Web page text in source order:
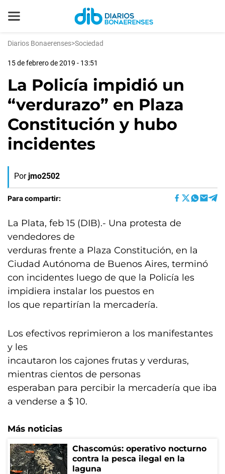
Diarios Bonaerenses>Sociedad
15 de febrero de 2019 - 13:51
La Policía impidió un
“verdurazo” en Plaza
Constitución y hubo
incidentes
Por jmo2502
Para compartir:
La Plata, feb 15 (DIB).- Una protesta de
vendedores de
verduras frente a Plaza Constitución, en la
Ciudad Autónoma de Buenos Aires, terminó
con incidentes luego de que la Policía les
impidiera instalar los puestos en
los que repartirían la mercadería.
Los efectivos reprimieron a los manifestantes
y les
incautaron los cajones frutas y verduras,
mientras cientos de personas
esperaban para percibir la mercadería que iba
a venderse a $ 10.
Más noticias
Chascomús: operativo nocturno
contra la pesca ilegal en la
laguna